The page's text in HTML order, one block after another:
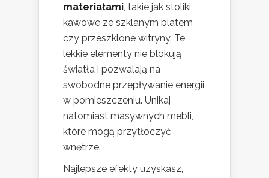
materiałami, takie jak stoliki
kawowe ze szklanym blatem
czy przeszklone witryny. Te
lekkie elementy nie blokują
światła i pozwalają na
swobodne przepływanie energii
w pomieszczeniu. Unikaj
natomiast masywnych mebli,
które mogą przytłoczyć
wnętrze.
Najlepsze efekty uzyskasz,